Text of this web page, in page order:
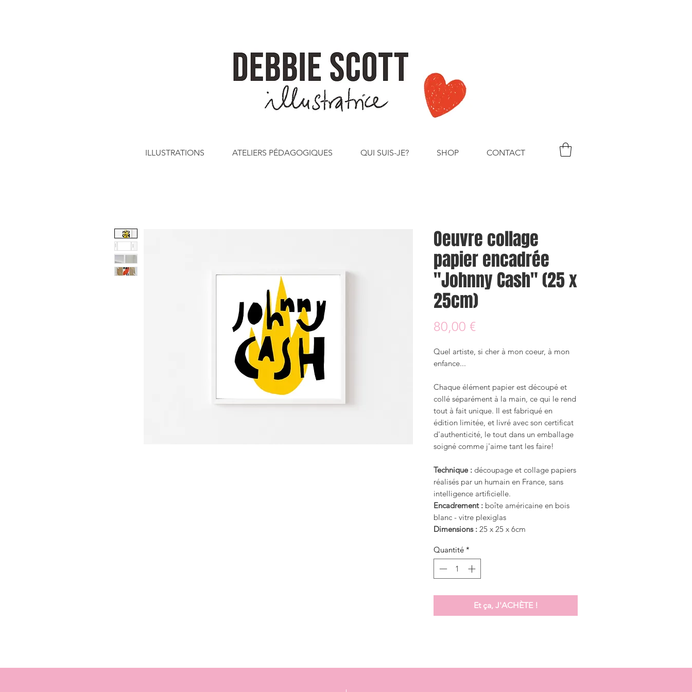
ILLUSTRATIONS ATELIERS PÉDAGOGIQUES QUI SUIS-JE? SHOP CONTACT
Oeuvre collage
papier encadrée
"Johnny Cash" (25 x
25cm)
80,00 €Prix
Quel artiste, si cher à mon coeur, à mon
enfance...
Chaque élément papier est découpé et
collé séparément à la main, ce qui le rend
tout à fait unique. Il est fabriqué en
édition limitée, et livré avec son certificat
d'authenticité, le tout dans un emballage
soigné comme j'aime tant les faire!
Technique : découpage et collage papiers
réalisés par un humain en France, sans
intelligence artificielle.
Encadrement : boîte américaine en bois
blanc - vitre plexiglas
Dimensions : 25 x 25 x 6cm
Quantité *
Et ça, J'ACHÈTE !